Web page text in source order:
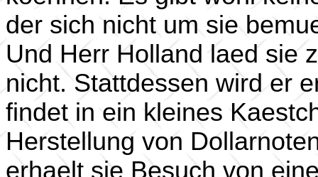
der sich nicht um sie
Und Herr Holland laed sie
nicht. Stattdessen wird er
findet in ein kleines
Herstellung von
erhaelt sie Besuch von